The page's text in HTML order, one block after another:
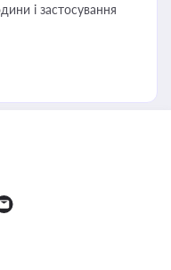
і застосування